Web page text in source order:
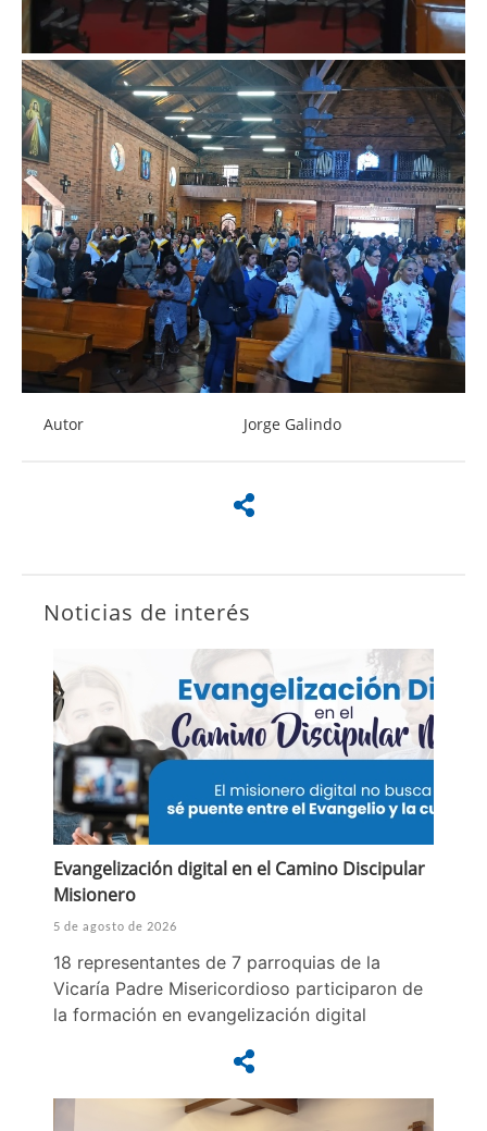
Autor Jorge Galindo
Noticias de interés
Evangelización digital en el Camino Discipular
Misionero
5 de agosto de 2026
18 representantes de 7 parroquias de la
Vicaría Padre Misericordioso participaron de
la formación en evangelización digital